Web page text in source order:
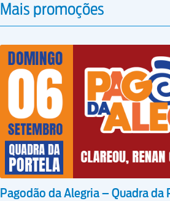
Mais promoções
Pagodão da Alegria – Quadra da